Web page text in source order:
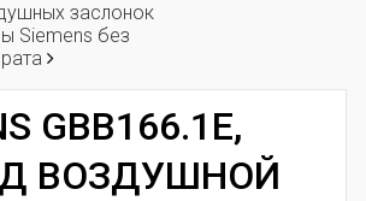
заслонок
Siemens без
GBB166.1E,
ВОЗДУШНОЙ